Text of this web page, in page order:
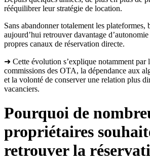
rééquilibrer leur stratégie de location.
Sans abandonner totalement les plateformes,
aujourd’hui retrouver davantage
propres canaux de réservation directe.
➜ Cette évolution s’explique notamment par
commissions des OTA, la dépendance aux
et la volonté de conserver une relation plus
vacanciers.
Pourquoi de
propriétaires
retrouver la